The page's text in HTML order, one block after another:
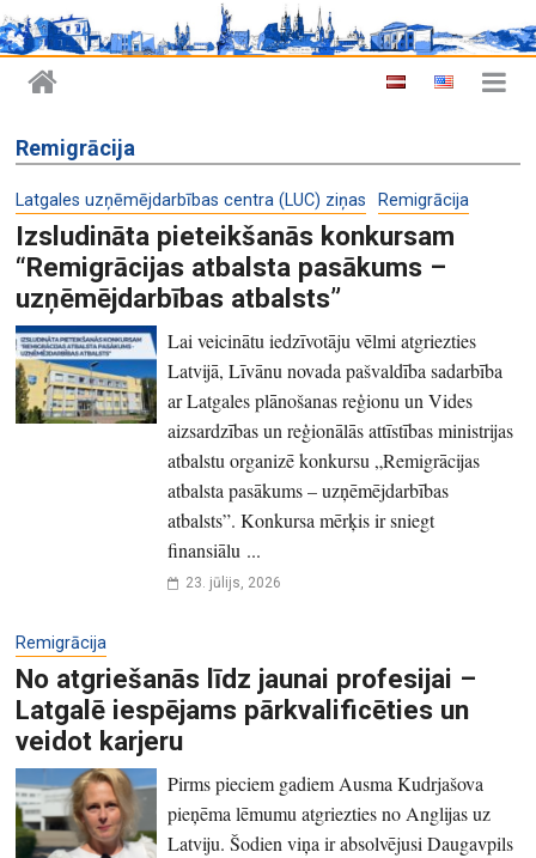
Remigrācija
Latgales uzņēmējdarbības centra (LUC) ziņas Remigrācija
Izsludināta pieteikšanās konkursam
“Remigrācijas atbalsta pasākums –
uzņēmējdarbības atbalsts”
Lai veicinātu iedzīvotāju vēlmi atgriezties
Latvijā, Līvānu novada pašvaldība sadarbība
ar Latgales plānošanas reģionu un Vides
aizsardzības un reģionālās attīstības ministrijas
atbalstu organizē konkursu „Remigrācijas
atbalsta pasākums – uzņēmējdarbības
atbalsts”. Konkursa mērķis ir sniegt
finansiālu ...
23. jūlijs, 2026
Remigrācija
No atgriešanās līdz jaunai profesijai –
Latgalē iespējams pārkvalificēties un
veidot karjeru
Pirms pieciem gadiem Ausma Kudrjašova
pieņēma lēmumu atgriezties no Anglijas uz
Latviju. Šodien viņa ir absolvējusi Daugavpils